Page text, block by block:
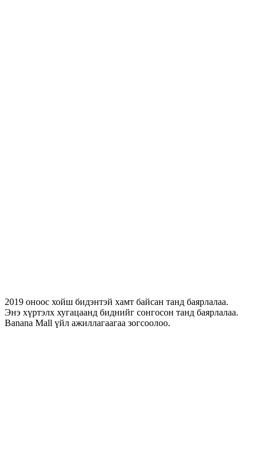
2019 оноос хойш бидэнтэй хамт байсан танд баярлалаа.
Энэ хүртэлх хугацаанд биднийг сонгосон танд баярлалаа.
Banana Mall үйл ажиллагаагаа зогсоолоо.